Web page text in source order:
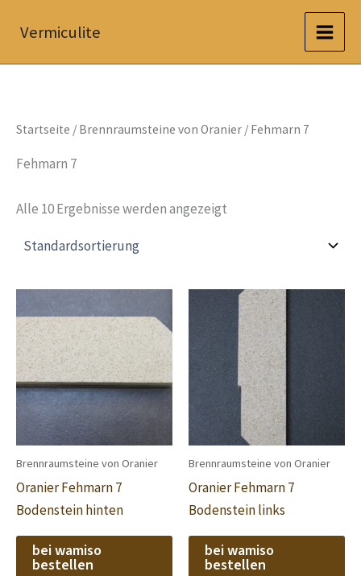
InhaltVermiculite
Startseite / Brennraumsteine von Oranier / Fehmarn 7
Fehmarn 7
Alle 10 Ergebnisse werden angezeigt
Brennraumsteine von Oranier
Oranier Fehmarn 7
Bodenstein hinten
bei wamiso
bestellen
Brennraumsteine von Oranier
Oranier Fehmarn 7
Bodenstein links
bei wamiso
bestellen